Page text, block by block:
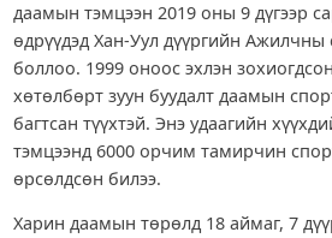
даамын тэмцээн 2019 оны 9 дүгээр
өдрүүдэд Хан-Уул дүүргийн
боллоо. 1999 оноос эхлэн
хөтөлбөрт зуун буудалт даамын
багтсан түүхтэй. Энэ удаагийн
тэмцээнд 6000 орчим тамирчин
өрсөлдсөн билээ.
Харин даамын төрөлд 18 аймаг, 7